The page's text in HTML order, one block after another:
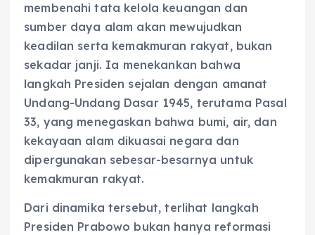
membenahi tata kelola keuangan dan
sumber daya alam akan mewujudkan
keadilan serta kemakmuran rakyat, bukan
sekadar janji. Ia menekankan bahwa
langkah Presiden sejalan dengan amanat
Undang-Undang Dasar 1945, terutama Pasal
33, yang menegaskan bahwa bumi, air, dan
kekayaan alam dikuasai negara dan
dipergunakan sebesar-besarnya untuk
kemakmuran rakyat.
Dari dinamika tersebut, terlihat langkah
Presiden Prabowo bukan hanya reformasi